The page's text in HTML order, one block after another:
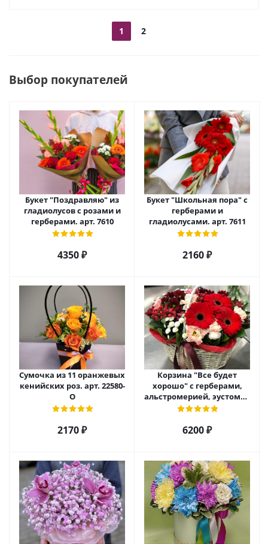
1 2
Выбор покупателей
Букет "Поздравляю" из
гладиолусов с розами и
герберами. арт. 7610
4350 ₽
Букет "Школьная пора" с
герберами и
гладиолусами. арт. 7611
2160 ₽
Сумочка из 11 оранжевых
кенийских роз. арт. 22580-
О
2170 ₽
Корзина "Все будет
хорошо" с герберами,
альстромерией, эустомой
и хризантемой арт. 22461
6200 ₽